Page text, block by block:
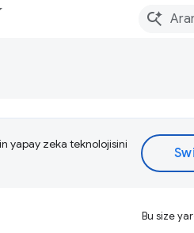
yapay zeka teknolojisini
Bu size